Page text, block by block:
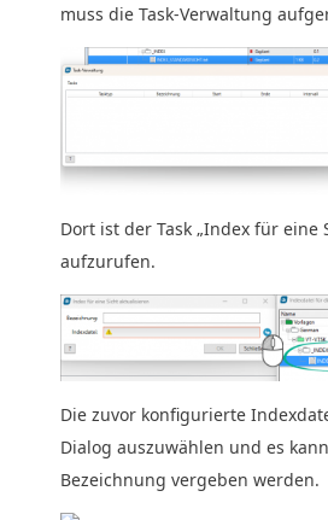
muss die Task-Verwaltung
Dort ist der Task „Index für eine
aufzurufen.
Die zuvor konfigurierte
Dialog auszuwählen und es
Bezeichnung vergeben werden.